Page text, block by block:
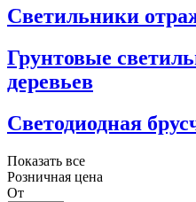
Светильники
Грунтовые
деревьев
Светодиодная
Показать все
Розничная цена
От